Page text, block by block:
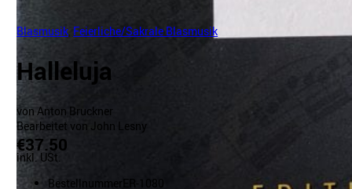
Blasmusik Feierliche/Sakrale Blasmusik
Halleluja
von Anton Bruckner
Bearbeitet von John Lesny
€37.50
inkl. USt.
BestellnummerER-1080